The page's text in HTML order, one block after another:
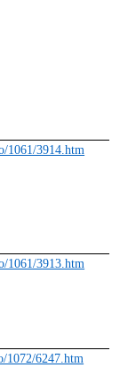
1061/3914.htm
1061/3913.htm
1072/6247.htm